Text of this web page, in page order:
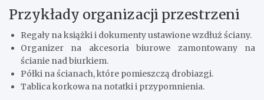
Przykłady organizacji przestrzeni
Regały na książki i dokumenty ustawione wzdłuż ściany.
Organizer na akcesoria biurowe zamontowany na
ścianie nad biurkiem.
Półki na ścianach, które pomieszczą drobiazgi.
Tablica korkowa na notatki i przypomnienia.